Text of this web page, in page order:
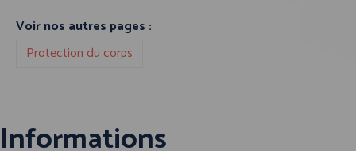
Voir nos autres pages :
Protection du corps
Informations